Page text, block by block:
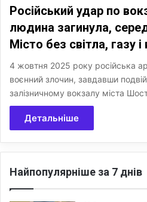
Російський удар по
людина загинула,
Місто без світла, газу
4 жовтня 2025 року російська
воєнний злочин, завдавши
залізничному вокзалу міста
Детальніше
Найпопулярніше за 7 днів